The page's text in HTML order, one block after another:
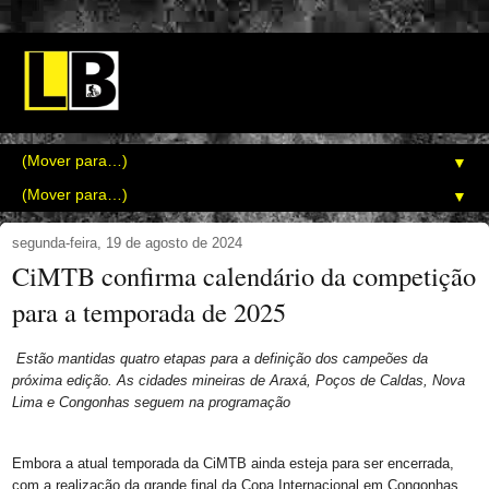
▼
▼
segunda-feira, 19 de agosto de 2024
CiMTB confirma calendário da competição
para a temporada de 2025
Estão mantidas quatro etapas para a definição dos campeões da
próxima edição. As cidades mineiras de Araxá, Poços de Caldas, Nova
Lima e Congonhas seguem na programação
Embora a atual temporada da CiMTB ainda esteja para ser encerrada,
com a realização da grande final da Copa Internacional em Congonhas,